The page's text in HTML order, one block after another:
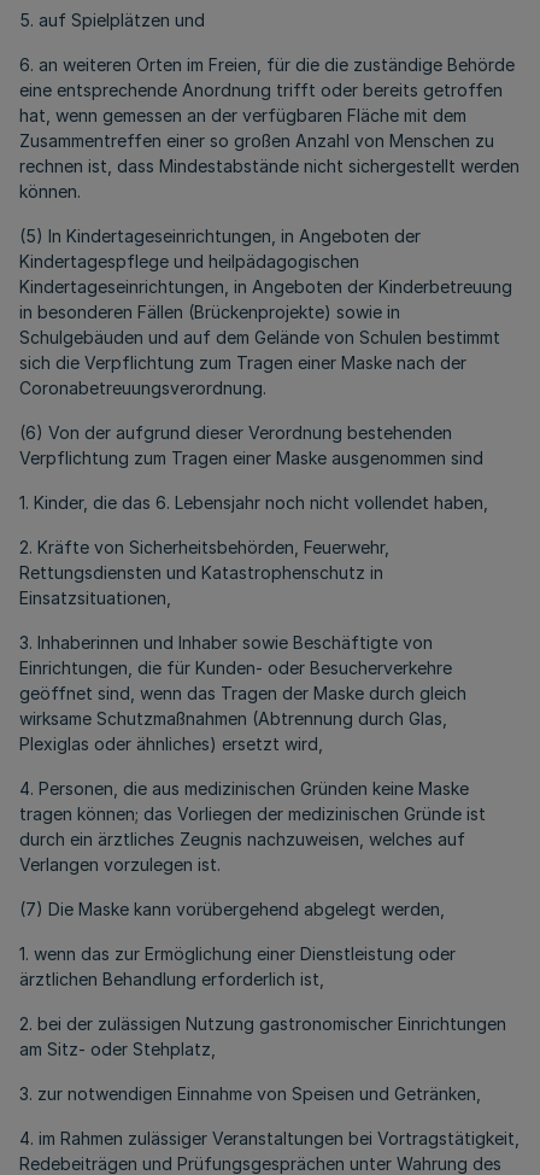
5. auf Spielplätzen und
6. an weiteren Orten im Freien, für die die zuständige Behörde
eine entsprechende Anordnung trifft oder bereits getroffen
hat, wenn gemessen an der verfügbaren Fläche mit dem
Zusammentreffen einer so großen Anzahl von Menschen zu
rechnen ist, dass Mindestabstände nicht sichergestellt werden
können.
(5) In Kindertageseinrichtungen, in Angeboten der
Kindertagespflege und heilpädagogischen
Kindertageseinrichtungen, in Angeboten der Kinderbetreuung
in besonderen Fällen (Brückenprojekte) sowie in
Schulgebäuden und auf dem Gelände von Schulen bestimmt
sich die Verpflichtung zum Tragen einer Maske nach der
Coronabetreuungsverordnung.
(6) Von der aufgrund dieser Verordnung bestehenden
Verpflichtung zum Tragen einer Maske ausgenommen sind
1. Kinder, die das 6. Lebensjahr noch nicht vollendet haben,
2. Kräfte von Sicherheitsbehörden, Feuerwehr,
Rettungsdiensten und Katastrophenschutz in
Einsatzsituationen,
3. Inhaberinnen und Inhaber sowie Beschäftigte von
Einrichtungen, die für Kunden- oder Besucherverkehre
geöffnet sind, wenn das Tragen der Maske durch gleich
wirksame Schutzmaßnahmen (Abtrennung durch Glas,
Plexiglas oder ähnliches) ersetzt wird,
4. Personen, die aus medizinischen Gründen keine Maske
tragen können; das Vorliegen der medizinischen Gründe ist
durch ein ärztliches Zeugnis nachzuweisen, welches auf
Verlangen vorzulegen ist.
(7) Die Maske kann vorübergehend abgelegt werden,
1. wenn das zur Ermöglichung einer Dienstleistung oder
ärztlichen Behandlung erforderlich ist,
2. bei der zulässigen Nutzung gastronomischer Einrichtungen
am Sitz- oder Stehplatz,
3. zur notwendigen Einnahme von Speisen und Getränken,
4. im Rahmen zulässiger Veranstaltungen bei Vortragstätigkeit,
Redebeiträgen und Prüfungsgesprächen unter Wahrung des